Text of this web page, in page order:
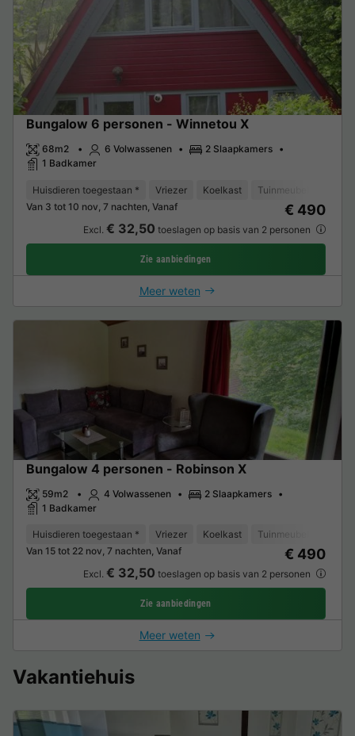
Bungalow 6 personen - Winnetou X
68m2 6 Volwassenen
2 Slaapkamers
1 Badkamer
Huisdieren toegestaan * Vriezer Koelkast Tuinmeubelen
Van 3 tot 10 nov, 7 nachten, Vanaf
€ 490
Excl. € 32,50 toeslagen op basis van 2 personen
Zie aanbiedingen
Meer weten
Bungalow 4 personen - Robinson X
59m2 4 Volwassenen
2 Slaapkamers
1 Badkamer
Huisdieren toegestaan * Vriezer Koelkast Tuinmeubelen
Van 15 tot 22 nov, 7 nachten, Vanaf
€ 490
Excl. € 32,50 toeslagen op basis van 2 personen
Zie aanbiedingen
Meer weten
Vakantiehuis